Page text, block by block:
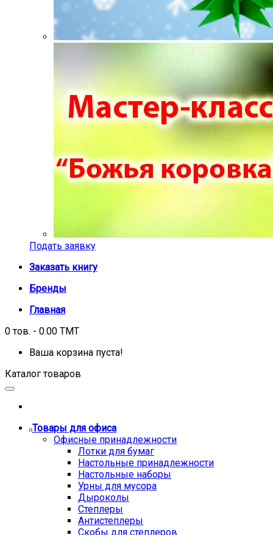
Подать заявку
Заказать книгу
Бренды
Главная
0 тов. - 0.00 TMT
Ваша корзина пуста!
Каталог товаров
Товары для офиса
Офисные принадлежности
Лотки для бумаг
Настольные принадлежности
Настольные наборы
Урны для мусора
Дыроколы
Степлеры
Антистеплеры
Скобы для степлеров